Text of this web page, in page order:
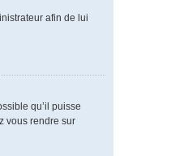
afin de lui
qu’il puisse
vous rendre sur